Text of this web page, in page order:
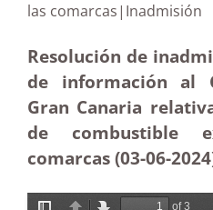
las
Resolución de
de información al
Gran Canaria
de combustible
comarcas (03-06-